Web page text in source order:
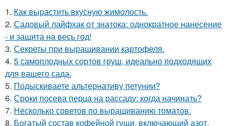
1. Как вырастить вкусную жимолость.
2. Садовый лайфхак от знатока: однократное нанесение
- и защита на весь год!
3. Секреты при выращивании картофеля.
4. 5 самоплодных сортов груш, идеально подходящих
для вашего сада.
5. Подыскиваете альтернативу петунии?
6. Сроки посева перца на рассаду: когда начинать?
7. Несколько советов по выращиванию томатов.
8. Богатый состав кофейной гущи, включающий азот,